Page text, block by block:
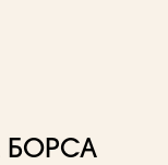
БОРСА